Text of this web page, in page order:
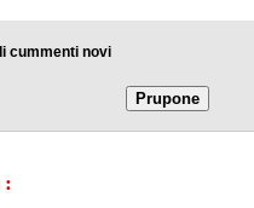
cummenti novi
: